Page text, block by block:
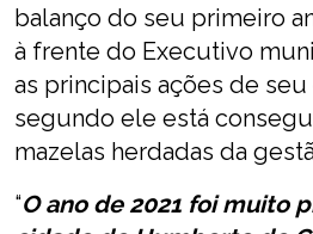
balanço do seu primeiro
à frente do Executivo
as principais ações de
segundo ele está
mazelas herdadas da
“O ano de 2021 foi muito